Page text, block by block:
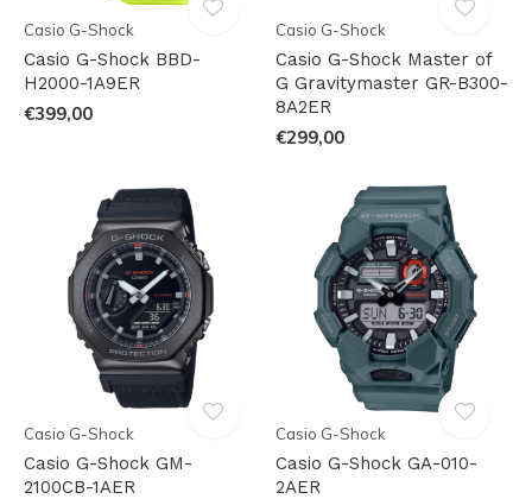
Casio G-Shock
Casio G-Shock BBD-
H2000-1A9ER
€399,00
Casio G-Shock
Casio G-Shock Master of
G Gravitymaster GR-B300-
8A2ER
€299,00
Casio G-Shock
Casio G-Shock GM-
2100CB-1AER
Casio G-Shock
Casio G-Shock GA-010-
2AER